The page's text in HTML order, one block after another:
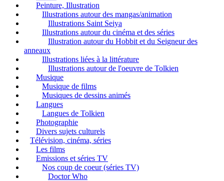
Peinture, Illustration
Illustrations autour des mangas/animation
Illustrations Saint Seiya
Illustrations autour du cinéma et des séries
Illustration autour du Hobbit et du Seigneur des
anneaux
Illustrations liées à la littérature
Illustrations autour de l'oeuvre de Tolkien
Musique
Musique de films
Musiques de dessins animés
Langues
Langues de Tolkien
Photographie
Divers sujets culturels
Télévision, cinéma, séries
Les films
Emissions et séries TV
Nos coup de coeur (séries TV)
Doctor Who